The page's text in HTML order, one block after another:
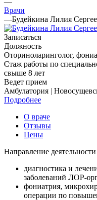
Врачи
—Будейкина Лилия
Записаться
Должность
Оториноларинголог,
Стаж работы по
свыше 8 лет
Ведет прием
Амбулатория |
Подробнее
О враче
Отзывы
Цены
Направление деятельности
диагностика и
заболеваний ЛОР-
⁠фониатрия,
операции по